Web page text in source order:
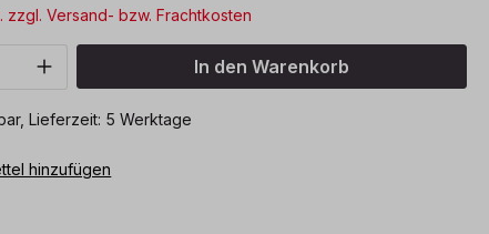
zzgl. Versand- bzw. Frachtkosten
Gib den gewünschten Wert
In den Warenkorb
Lieferzeit: 5 Werktage
hinzufügen